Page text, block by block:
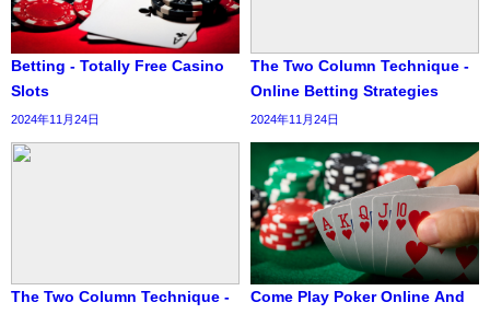
Betting - Totally Free Casino
Slots
2024年11月24日
The Two Column Technique -
Online Betting Strategies
2024年11月24日
The Two Column Technique -
Come Play Poker Online And